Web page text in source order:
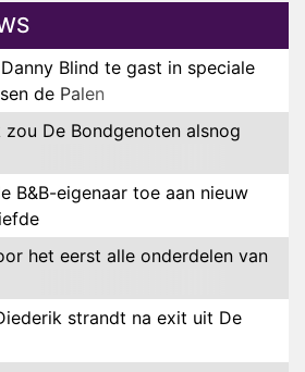
Blind te gast in speciale
de Palen
De Bondgenoten alsnog
B&B-eigenaar toe aan nieuw
het eerst alle onderdelen van
strandt na exit uit De